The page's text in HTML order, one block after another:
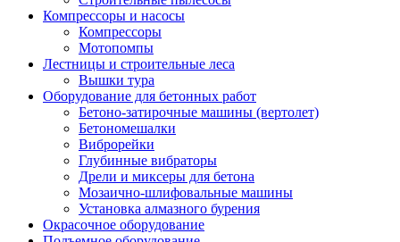
Компрессоры и насосы
Компрессоры
Мотопомпы
Лестницы и строительные леса
Вышки тура
Оборудование для бетонных работ
Бетоно-затирочные машины (вертолет)
Бетономешалки
Виброрейки
Глубинные вибраторы
Дрели и миксеры для бетона
Мозаично-шлифовальные машины
Установка алмазного бурения
Окрасочное оборудование